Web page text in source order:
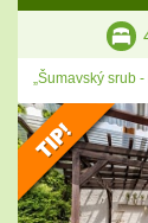
„Šumavský srub